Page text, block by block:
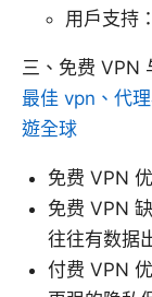
用户支持
三、免费 VPN
最佳 vpn、代
遊全球
免费 VPN
免费 VPN
往往有数据
付费 VPN